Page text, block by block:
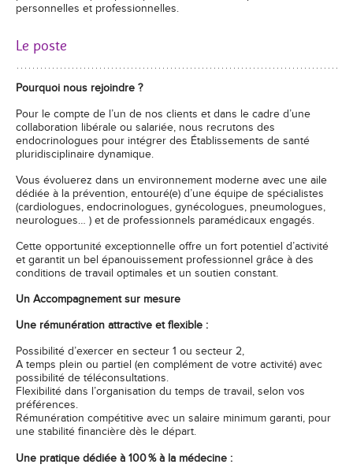
personnelles et professionnelles.
Le poste
Pourquoi nous rejoindre ?
Pour le compte de l’un de nos clients et dans le cadre d’une
collaboration libérale ou salariée, nous recrutons des
endocrinologues pour intégrer des Établissements de santé
pluridisciplinaire dynamique.
Vous évoluerez dans un environnement moderne avec une aile
dédiée à la prévention, entouré(e) d’une équipe de spécialistes
(cardiologues, endocrinologues, gynécologues, pneumologues,
neurologues… ) et de professionnels paramédicaux engagés.
Cette opportunité exceptionnelle offre un fort potentiel d’activité
et garantit un bel épanouissement professionnel grâce à des
conditions de travail optimales et un soutien constant.
Un Accompagnement sur mesure
Une rémunération attractive et flexible :
Possibilité d’exercer en secteur 1 ou secteur 2,
A temps plein ou partiel (en complément de votre activité) avec
possibilité de téléconsultations.
Flexibilité dans l’organisation du temps de travail, selon vos
préférences.
Rémunération compétitive avec un salaire minimum garanti, pour
une stabilité financière dès le départ.
Une pratique dédiée à 100 % à la médecine :